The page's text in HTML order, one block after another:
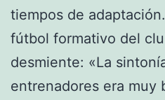
tiempos de
fútbol formativo del
desmiente: «La
entrenadores era muy